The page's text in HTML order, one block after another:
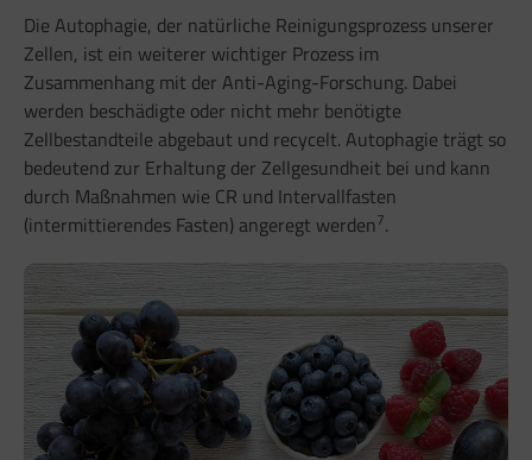
Die Autophagie, der natürliche Reinigungsprozess unserer
Zellen, ist ein weiterer wichtiger Prozess im
Zusammenhang mit der Anti-Aging-Forschung. Dabei
werden beschädigte oder nicht mehr benötigte
Zellbestandteile abgebaut und recycelt. Autophagie trägt so
bedeutend zur Erhaltung der Zellgesundheit bei und kann
durch Maßnahmen wie CR und Intervallfasten
(intermittierendes Fasten) angeregt werden7.